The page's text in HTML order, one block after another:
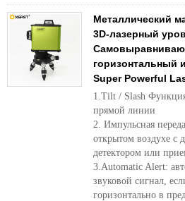
Металлический
3D-лазерный
горизонтальный
Super Powerful
1.Tilt / Slash
прямой линии
2. Импульсная
открытом воздухе с
детектором или
3.Automatic Alert:
звуковой сигнал,
горизонтально в